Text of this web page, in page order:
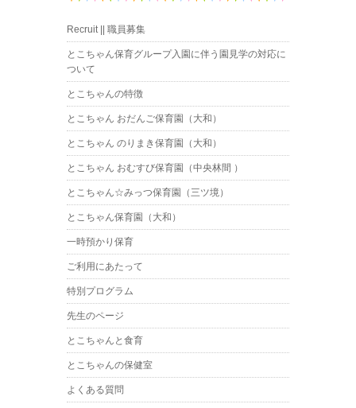
Recruit || 職員募集
とこちゃん保育グループ入園に伴う園見学の対応に
ついて
とこちゃんの特徴
とこちゃん おだんご保育園（大和）
とこちゃん のりまき保育園（大和）
とこちゃん おむすび保育園（中央林間 ）
とこちゃん☆みっつ保育園（三ツ境）
とこちゃん保育園（大和）
一時預かり保育
ご利用にあたって
特別プログラム
先生のページ
とこちゃんと食育
とこちゃんの保健室
よくある質問